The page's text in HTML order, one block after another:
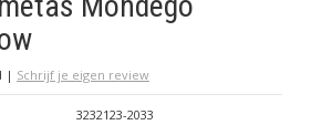
| Schrijf je eigen review
3232123-2033